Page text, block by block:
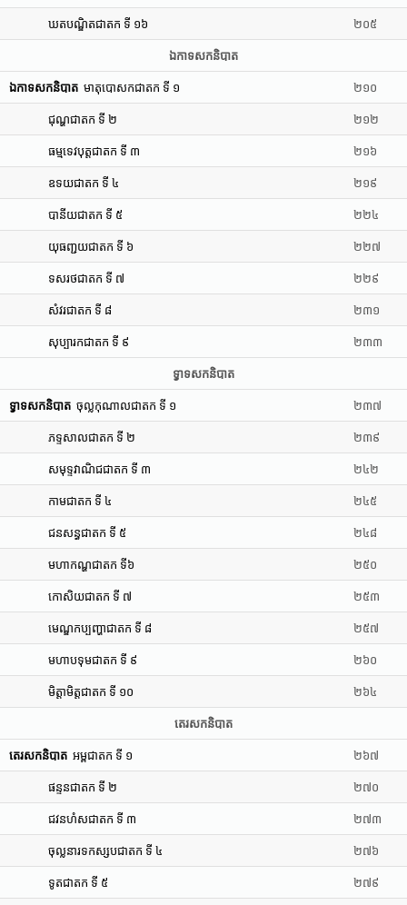
ឃតបណ្ឌិតជាតក ទី ១៦ ២០៥
ឯកាទសកនិបាត
ឯកាទសកនិបាត មាតុបោសកជាតក ទី ១ ២១០
ជុណ្ហជាតក ទី ២ ២១២
ធម្មទេវបុត្តជាតក ទី ៣ ២១៦
ឧទយជាតក ទី ៤ ២១៩
បានីយជាតក ទី ៥ ២២៤
យុធញ្ជយជាតក ទី ៦ ២២៧
ទសរថជាតក ទី ៧ ២២៩
សំវរជាតក ទី ៨ ២៣១
សុប្បារកជាតក ទី ៩ ២៣៣
ទ្វាទសកនិបាត
ទ្វាទសកនិបាត ចុល្លកុណាលជាតក ទី ១ ២៣៧
ភទ្ទសាលជាតក ទី ២ ២៣៩
សមុទ្ទវាណិជជាតក ទី ៣ ២៤២
កាមជាតក ទី ៤ ២៤៥
ជនសន្ធជាតក ទី ៥ ២៤៨
មហាកណ្ហជាតក ទី៦ ២៥០
កោសិយជាតក ទី ៧ ២៥៣
មេណ្ឌកប្បញ្ហាជាតក ទី ៨ ២៥៧
មហាបទុមជាតក ទី ៩ ២៦០
មិត្តាមិត្តជាតក ទី ១០ ២៦៤
តេរសកនិបាត
តេរសកនិបាត អម្ពជាតក ទី ១ ២៦៧
ផន្ទនជាតក ទី ២ ២៧០
ជវនហំសជាតក ទី ៣ ២៧៣
ចុល្លនារទកស្សបជាតក ទី ៤ ២៧៦
ទូតជាតក ទី ៥ ២៧៩